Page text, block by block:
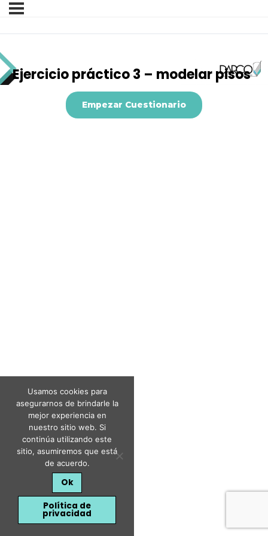
Ejercicio práctico 3 – modelar pisos
Usamos cookies para
asegurarnos de brindarle la
mejor experiencia en
nuestro sitio web. Si
continúa utilizando este
sitio, asumiremos que está
de acuerdo.
Ok
Política de
privacidad